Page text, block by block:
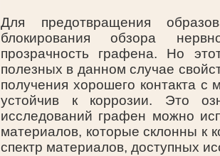
Для предотвращения
блокирования обзора
прозрачность графена. Но
полезных в данном случае
получения хорошего контакта с
устойчив к коррозии. Это
исследований графен можно
материалов, которые склонны к
спектр материалов, доступных